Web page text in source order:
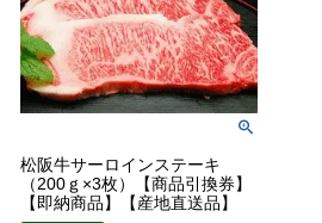
松阪牛サーロインステーキ
（200ｇ×3枚）【商品引換券】
【即納商品】【産地直送品】